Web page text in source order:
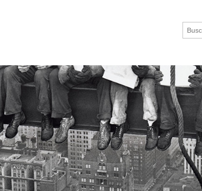
Buscar: